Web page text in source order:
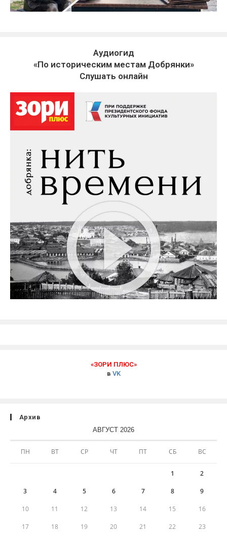
Аудиогид
«По историческим местам Добрянки»
Слушать онлайн
«ЗОРИ ПЛЮС»
в VK
Архив
АВГУСТ 2026
ПН ВТ СР ЧТ ПТ СБ ВС
1 2
3 4 5 6 7 8 9
10 11 12 13 14 15 16
17 18 19 20 21 22 23